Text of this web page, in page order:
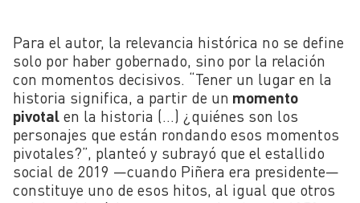
Para el autor, la relevancia histórica no se define
solo por haber gobernado, sino por la relación
con momentos decisivos. “Tener un lugar en la
historia significa, a partir de un momento
pivotal en la historia (…) ¿quiénes son los
personajes que están rondando esos momentos
pivotales?”, planteó y subrayó que el estallido
social de 2019 —cuando Piñera era presidente—
constituye uno de esos hitos, al igual que otros